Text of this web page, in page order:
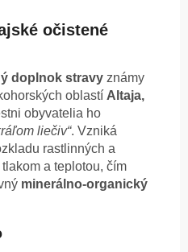
očistené
doplnok stravy známy
oblastí Altaja,
obyvatelia ho
liečiv“. Vzniká
rastlinných a
a teplotou, čím
minerálno-organický